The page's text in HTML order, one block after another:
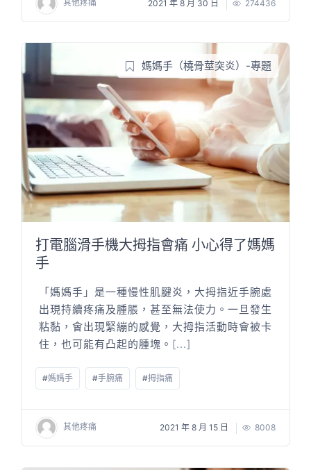
其他疼痛 2021 年 8 月 30 日 274436
媽媽手（橈骨莖突炎）-專題
打電腦滑手機大拇指會痛 小心得了媽媽
手
「媽媽手」是一種慢性肌腱炎，大拇指近手腕處
出現持續疼痛及腫脹，甚至無法使力。一旦發生
粘黏，會出現緊繃的感覺，大拇指活動時會被卡
住，也可能有凸起的腫塊。 [...]
#媽媽手 #手腕痛 #拇指痛
其他疼痛 2021 年 8 月 15 日 8008